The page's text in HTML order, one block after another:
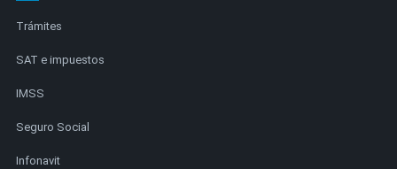
Trámites
SAT e impuestos
IMSS
Seguro Social
Infonavit